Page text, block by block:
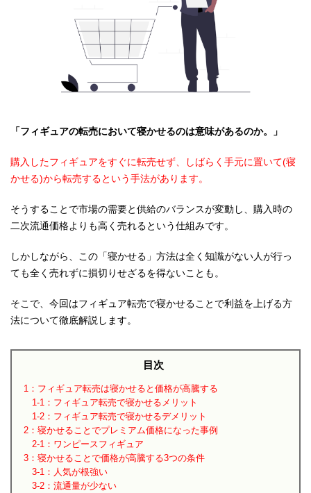
「フィギュアの転売において寝かせるのは意味があるのか。」
購入したフィギュアをすぐに転売せず、しばらく手元に置いて(寝
かせる)から転売するという手法があります。
そうすることで市場の需要と供給のバランスが変動し、購入時の
二次流通価格よりも高く売れるという仕組みです。
しかしながら、この「寝かせる」方法は全く知識がない人が行っ
ても全く売れずに損切りせざるを得ないことも。
そこで、今回はフィギュア転売で寝かせることで利益を上げる方
法について徹底解説します。
目次
1：フィギュア転売は寝かせると価格が高騰する
1-1：フィギュア転売で寝かせるメリット
1-2：フィギュア転売で寝かせるデメリット
2：寝かせることでプレミアム価格になった事例
2-1：ワンピースフィギュア
3：寝かせることで価格が高騰する3つの条件
3-1：人気が根強い
3-2：流通量が少ない